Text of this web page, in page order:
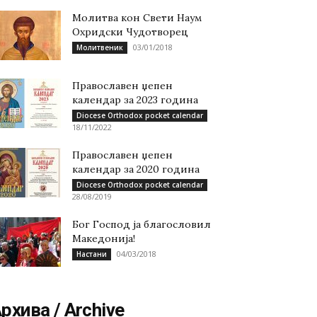
Молитва кон Свети Наум
Охридски Чудотворец
Молитвеник 03/01/2018
Православен џепен
календар за 2023 година
Diocese Orthodox pocket calendar
18/11/2022
Православен џепен
календар за 2020 година
Diocese Orthodox pocket calendar
28/08/2019
Бог Господ ја благословил
Македонија!
Настани 04/03/2018
/ Archive